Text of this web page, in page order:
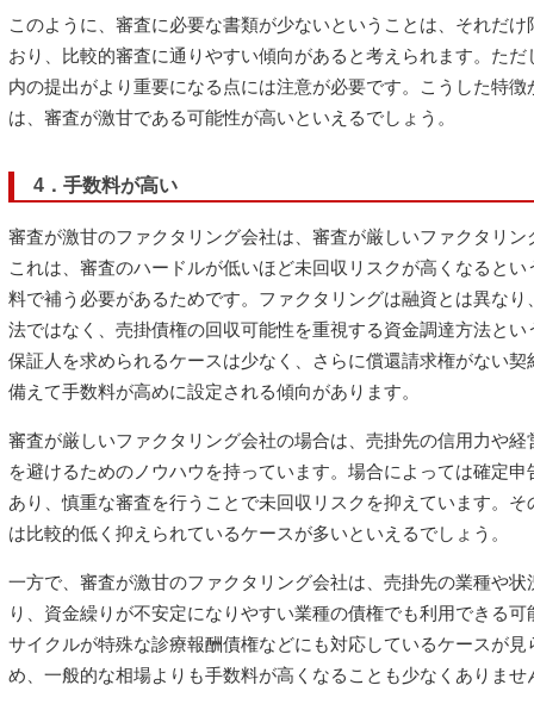
このように、審査に必要な書類が少ないということは、それだ
おり、比較的審査に通りやすい傾向があると考えられます。た
内の提出がより重要になる点には注意が必要です。こうした特
は、審査が激甘である可能性が高いといえるでしょう。
4．手数料が高い
審査が激甘のファクタリング会社は、審査が厳しいファクタリ
これは、審査のハードルが低いほど未回収リスクが高くなると
料で補う必要があるためです。ファクタリングは融資とは異な
法ではなく、売掛債権の回収可能性を重視する資金調達方法と
保証人を求められるケースは少なく、さらに償還請求権がない
備えて手数料が高めに設定される傾向があります。
審査が厳しいファクタリング会社の場合は、売掛先の信用力や
を避けるためのノウハウを持っています。場合によっては確定
あり、慎重な審査を行うことで未回収リスクを抑えています。
は比較的低く抑えられているケースが多いといえるでしょう。
一方で、審査が激甘のファクタリング会社は、売掛先の業種や
り、資金繰りが不安定になりやすい業種の債権でも利用できる
サイクルが特殊な診療報酬債権などにも対応しているケースが
め、一般的な相場よりも手数料が高くなることも少なくありませ